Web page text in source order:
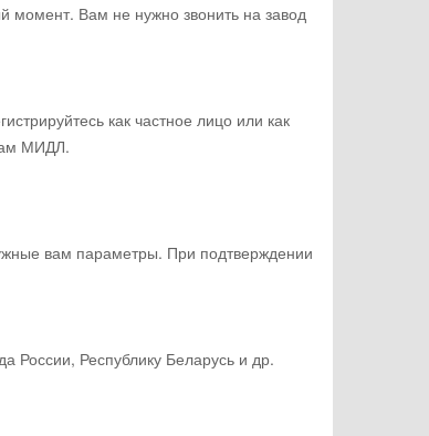
момент. Вам не нужно звонить на завод
как частное лицо или как
МИДЛ.
вам параметры. При подтверждении
России, Республику Беларусь и др.